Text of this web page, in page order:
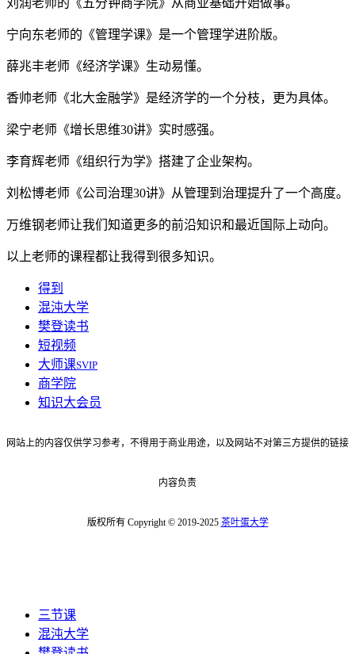
宁向东老师的《管理学课》是一个管理学进阶版。
薛兆丰老师《经济学课》生动易懂。
香帅老师《北大金融学》是经济学的一个分枝，更为具体。
梁宁老师《增长思维30讲》实时感强。
李育辉老师《组织行为学》搭建了企业架构。
刘松博老师《公司治理30讲》从管理到治理提升了一个高度。
万维钢老师让我们知道更多的前沿知识和最近国际上动向。
以上老师的课程都让我得到很多知识。
得到
混沌大学
樊登读书
短视频
大师课SVIP
商学院
知识大会员
网站上的内容仅供学习参考，不得用于商业用途，以及网站不对第三方提供的链接
内容负责
版权所有 Copyright © 2019-2025 茶叶蛋大学
三节课
混沌大学